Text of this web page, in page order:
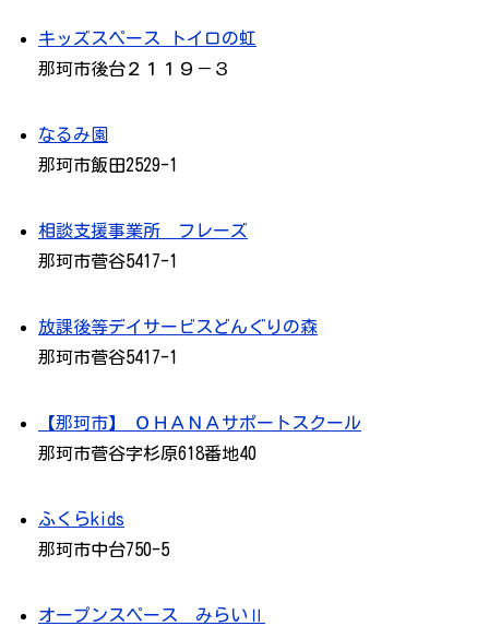
キッズスペース トイロの虹
那珂市後台２１１９－３
なるみ園
那珂市飯田2529-1
相談支援事業所 フレーズ
那珂市菅谷5417-1
放課後等デイサービスどんぐりの森
那珂市菅谷5417-1
【那珂市】 ＯＨＡＮＡサポートスクール
那珂市菅谷字杉原618番地40
ふくらkids
那珂市中台750-5
オープンスペース みらいⅡ